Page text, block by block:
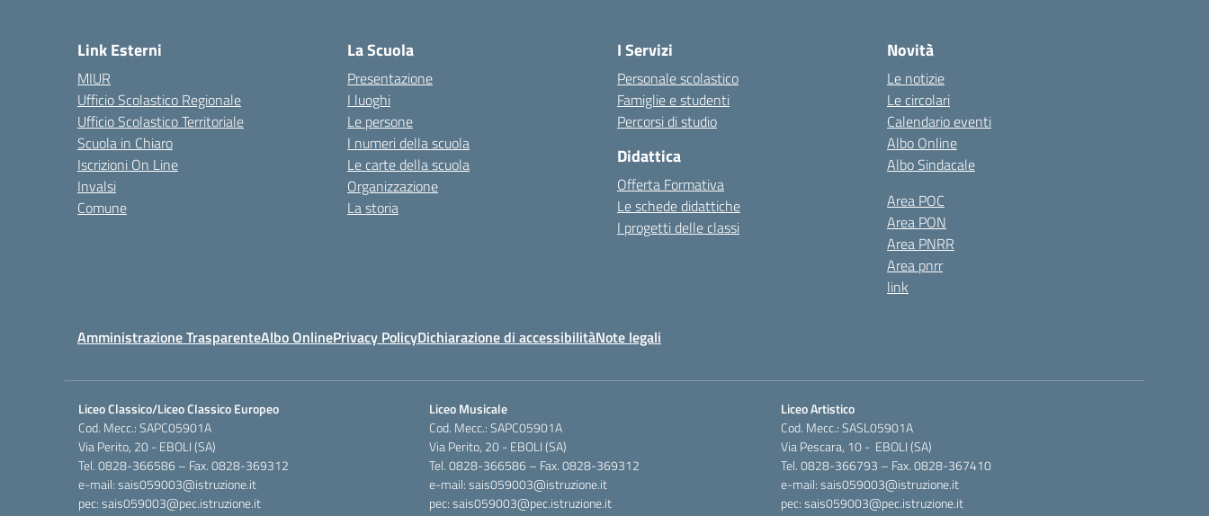
Link Esterni
MIUR
Ufficio Scolastico Regionale
Ufficio Scolastico Territoriale
Scuola in Chiaro
Iscrizioni On Line
Invalsi
Comune
La Scuola
Presentazione
I luoghi
Le persone
I numeri della scuola
Le carte della scuola
Organizzazione
La storia
I Servizi
Personale scolastico
Famiglie e studenti
Percorsi di studio
Didattica
Offerta Formativa
Le schede didattiche
I progetti delle classi
Novità
Le notizie
Le circolari
Calendario eventi
Albo Online
Albo Sindacale
Area POC
Area PON
Area PNRR
Area pnrr
link
Amministrazione TrasparenteAlbo OnlinePrivacy PolicyDichiarazione di accessibilitàNote legali
Liceo Classico/Liceo Classico Europeo
Cod. Mecc.: SAPC05901A
Via Perito, 20 - EBOLI (SA)
Tel. 0828-366586 – Fax. 0828-369312
e-mail: sais059003@istruzione.it
pec: sais059003@pec.istruzione.it
Liceo Musicale
Cod. Mecc.: SAPC05901A
Via Perito, 20 - EBOLI (SA)
Tel. 0828-366586 – Fax. 0828-369312
e-mail: sais059003@istruzione.it
pec: sais059003@pec.istruzione.it
Liceo Artistico
Cod. Mecc.: SASL05901A
Via Pescara, 10 - EBOLI (SA)
Tel. 0828-366793 – Fax. 0828-367410
e-mail: sais059003@istruzione.it
pec: sais059003@pec.istruzione.it